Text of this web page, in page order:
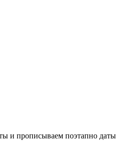
и прописываем поэтапно даты